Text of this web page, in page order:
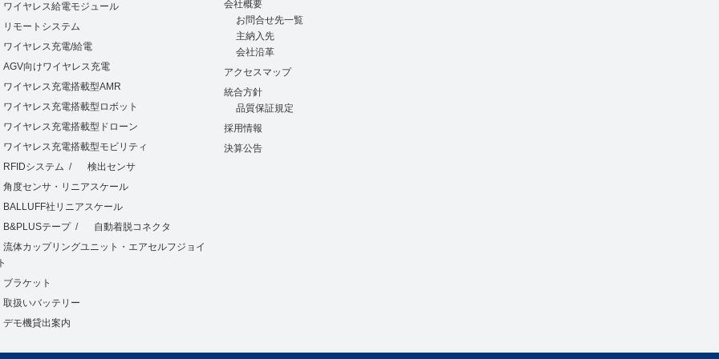
ワイヤレス給電モジュール
リモートシステム
ワイヤレス充電/給電
AGV向けワイヤレス充電
ワイヤレス充電搭載型AMR
ワイヤレス充電搭載型ロボット
ワイヤレス充電搭載型ドローン
ワイヤレス充電搭載型モビリティ
RFIDシステム /
検出センサ
角度センサ・リニアスケール
BALLUFF社リニアスケール
B&PLUSテープ /
自動着脱コネクタ
流体カップリングユニット・エアセルフジョイ
ブラケット
取扱いバッテリー
デモ機貸出案内
会社概要
お問合せ先一覧
主納入先
会社沿革
アクセスマップ
統合方針
品質保証規定
採用情報
決算公告